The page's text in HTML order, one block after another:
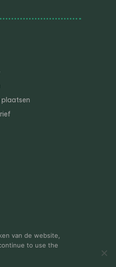
van de website,
to use the